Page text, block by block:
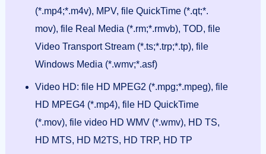
(*.mp4;*.m4v), MPV, file QuickTime (*.qt;*.
mov), file Real Media (*.rm;*.rmvb), TOD, file
Video Transport Stream (*.ts;*.trp;*.tp), file
Windows Media (*.wmv;*.asf)
Video HD: file HD MPEG2 (*.mpg;*.mpeg), file
HD MPEG4 (*.mp4), file HD QuickTime
(*.mov), file video HD WMV (*.wmv), HD TS,
HD MTS, HD M2TS, HD TRP, HD TP